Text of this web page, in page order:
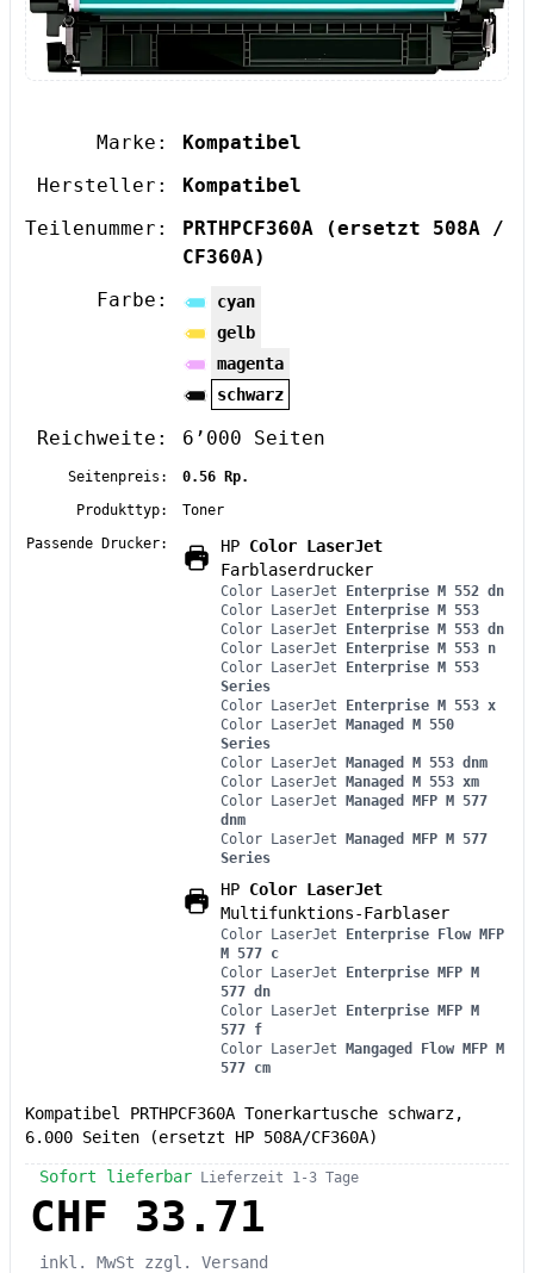
Marke:
Kompatibel
Hersteller:
Kompatibel
Teilenummer:
PRTHPCF360A
(ersetzt 508A /
CF360A)
Farbe:
cyan
gelb
magenta
schwarz
Reichweite: 6’000 Seiten
Seitenpreis:
0.56 Rp.
Produkttyp:
Toner
Passende Drucker:
HP Color LaserJet
Farblaserdrucker
Color LaserJet Enterprise M 552 dn
Color LaserJet Enterprise M 553
Color LaserJet Enterprise M 553 dn
Color LaserJet Enterprise M 553 n
Color LaserJet Enterprise M 553
Series
Color LaserJet Enterprise M 553 x
Color LaserJet Managed M 550
Series
Color LaserJet Managed M 553 dnm
Color LaserJet Managed M 553 xm
Color LaserJet Managed MFP M 577
dnm
Color LaserJet Managed MFP M 577
Series
HP Color LaserJet
Multifunktions-Farblaser
Color LaserJet Enterprise Flow MFP
M 577 c
Color LaserJet Enterprise MFP M
577 dn
Color LaserJet Enterprise MFP M
577 f
Color LaserJet Mangaged Flow MFP M
577 cm
Kompatibel PRTHPCF360A Tonerkartusche schwarz,
6.000 Seiten (ersetzt HP 508A/CF360A)
Sofort lieferbar Lieferzeit 1-3 Tage
CHF 33.71
inkl. MwSt
zzgl. Versand